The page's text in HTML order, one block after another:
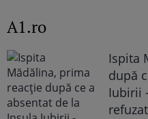
A1.ro
Ispita
după
Iubirii